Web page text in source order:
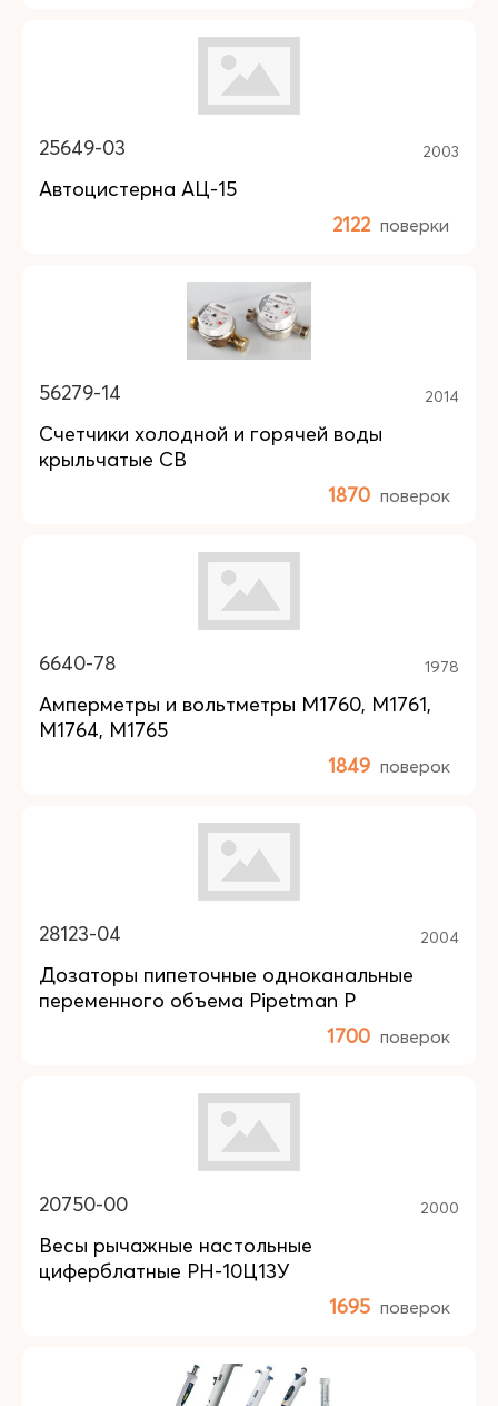
25649-03 2003
Автоцистерна АЦ-15
2122 поверки
56279-14 2014
Счетчики холодной и горячей воды
крыльчатые СВ
1870 поверок
6640-78 1978
Амперметры и вольтметры М1760, М1761,
М1764, М1765
1849 поверок
28123-04 2004
Дозаторы пипеточные одноканальные
переменного объема Pipetman P
1700 поверок
20750-00 2000
Весы рычажные настольные
циферблатные РН-10Ц13У
1695 поверок